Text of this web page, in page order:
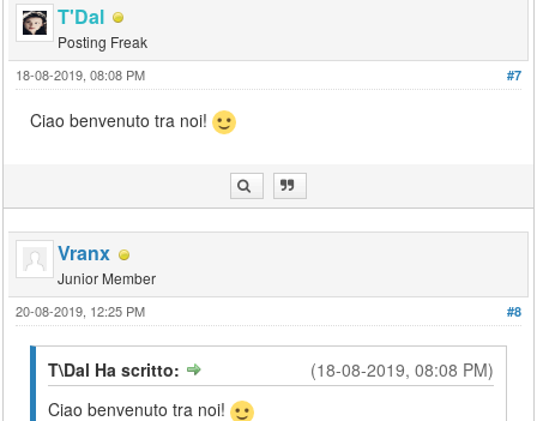
T'Dal
Posting Freak
#7
18-08-2019, 08:08 PM
Ciao benvenuto tra noi!
Vranx
Junior Member
#8
20-08-2019, 12:25 PM
(18-08-2019, 08:08 PM)
T\Dal Ha scritto:
Ciao benvenuto tra noi!